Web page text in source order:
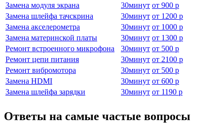
Замена модуля экрана
30минут от 900 р
Замена шлейфа тачскрина
30минут от 1200 р
Замена акселерометра
30минут от 1000 р
Замена материнской платы
30минут от 1300 р
Ремонт встроенного микрофона
30минут от 500 р
Ремонт цепи питания
30минут от 2100 р
Ремонт вибромотора
30минут от 500 р
Замена HDMI
30минут от 600 р
Замена шлейфа зарядки
30минут от 1190 р
Ответы на самые частые вопросы